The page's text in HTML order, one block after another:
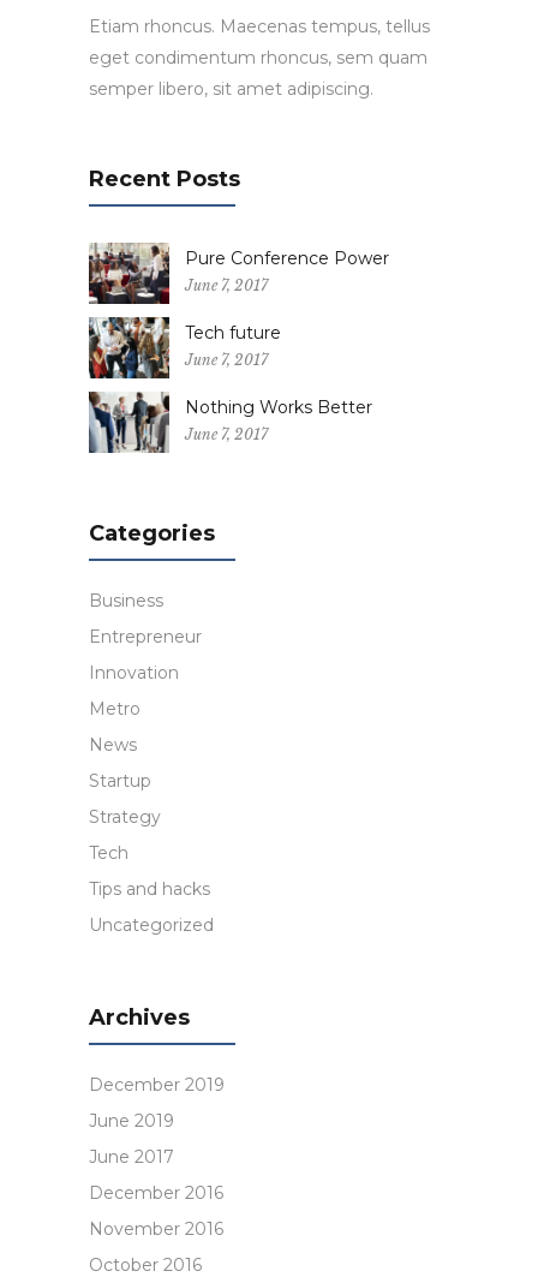
Etiam rhoncus. Maecenas tempus, tellus
eget condimentum rhoncus, sem quam
semper libero, sit amet adipiscing.
Recent Posts
Pure Conference Power
June 7, 2017
Tech future
June 7, 2017
Nothing Works Better
June 7, 2017
Categories
Business
Entrepreneur
Innovation
Metro
News
Startup
Strategy
Tech
Tips and hacks
Uncategorized
Archives
December 2019
June 2019
June 2017
December 2016
November 2016
October 2016